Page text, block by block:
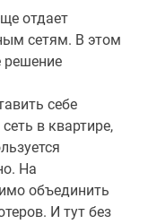
отдает
сетям. В этом
решение
себе
в квартире,
На
объединить
И тут без